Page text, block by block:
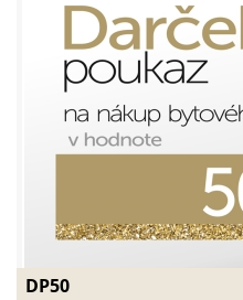
DP50